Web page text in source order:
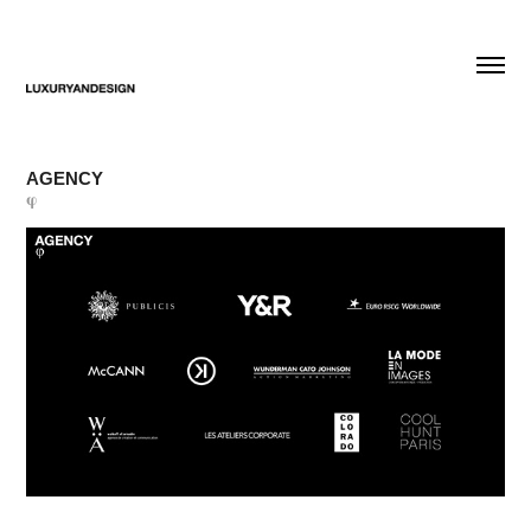
AGENCY
𝛗